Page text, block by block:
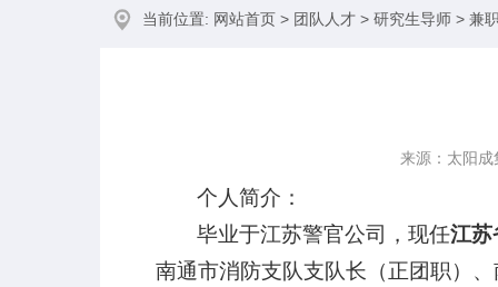
当前位置: 网站首页 > 团队人才 > 研究生导师 > 兼
来源：太阳
个人简介：
毕业于江苏警官公司，现任江苏
南通市消防支队支队长（正团职）